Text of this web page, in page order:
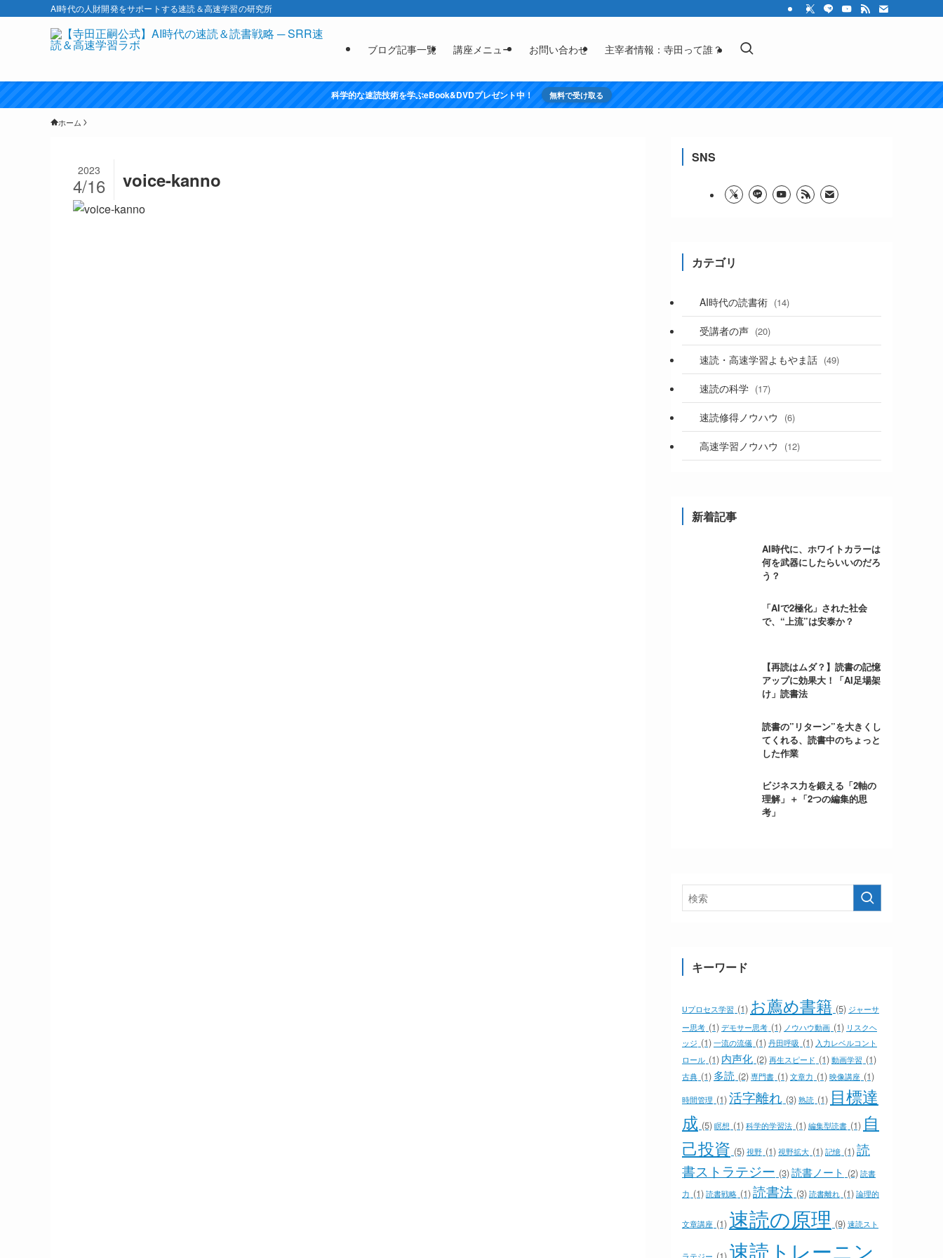
AI時代の人財開発をサポートする速読＆高速学習の研究所
ブログ記事一覧 講座メニュー お問い合わせ 主宰者情報：寺田って誰？
科学的な速読技術を学ぶeBook&DVDプレゼント中！ 無料で受け取る
ホーム
voice-kanno
2023
4/16
SNS
カテゴリ
AI時代の読書術 (14)
受講者の声 (20)
速読・高速学習よもやま話 (49)
速読の科学 (17)
速読修得ノウハウ (6)
高速学習ノウハウ (12)
新着記事
AI時代に、ホワイトカラーは
何を武器にしたらいいのだろ
う？
「AIで2極化」された社会
で、“上流”は安泰か？
【再読はムダ？】読書の記憶
アップに効果大！「AI足場架
け」読書法
読書の”リターン”を大きくし
てくれる、読書中のちょっと
した作業
ビジネス力を鍛える「2軸の
理解」＋「2つの編集的思
考」
キーワード
Uプロセス学習 (1) お薦め書籍 (5) ジャーサ
ー思考 (1) デモサー思考 (1) ノウハウ動画 (1) リスクヘ
ッジ (1) 一流の流儀 (1) 丹田呼吸 (1) 入力レベルコント
ロール (1) 内声化 (2) 再生スピード (1) 動画学習 (1)
古典 (1) 多読 (2) 専門書 (1) 文章力 (1) 映像講座 (1)
時間管理 (1)活字離れ (3) 熟読 (1) 目標達
成 (5) 瞑想 (1) 科学的学習法 (1) 編集型読書 (1) 自
己投資 (5) 視野 (1) 視野拡大 (1) 記憶 (1)読
書ストラテジー (3)読書ノート (2) 読書
力 (1) 読書戦略 (1)読書法 (3) 読書離れ (1) 論理的
文章講座 (1) 速読の原理 (9) 速読スト
速読トレーニン